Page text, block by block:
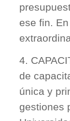
ese fin.
4.
de
única y
gestiones